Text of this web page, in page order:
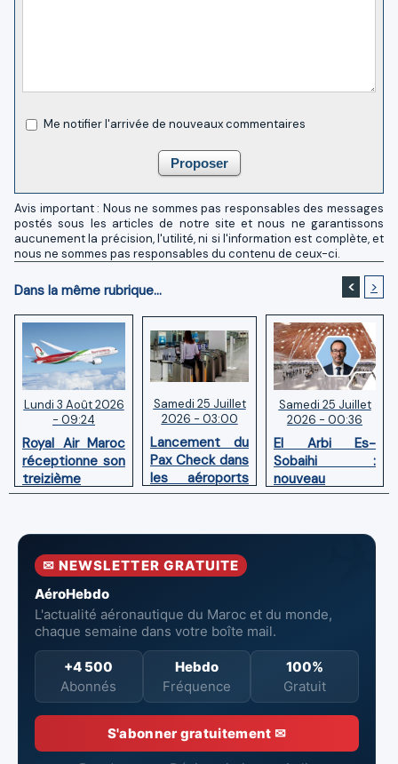
Me notifier l'arrivée de nouveaux commentaires
Avis important : Nous ne sommes pas responsables des messages
postés sous les articles de notre site et nous ne garantissons
aucunement la précision, l'utilité, ni si l'information est complète, et
nous ne sommes pas responsables du contenu de ceux-ci.
Dans la même rubrique... < >
Lundi 3 Août 2026
- 09:24
Royal Air Maroc
réceptionne son
treizième
Boeing 787
Samedi 25 Juillet
2026 - 03:00
Lancement du
Pax Check dans
les aéroports
du Maroc
Samedi 25 Juillet
2026 - 00:36
El Arbi Es-
Sobaihi :
nouveau
directeur à la
l’Aéroport
Mohammed V
✉ NEWSLETTER GRATUITE
AéroHebdo
L'actualité aéronautique du Maroc et du monde,
chaque semaine dans votre boîte mail.
+4 500
Abonnés
Hebdo
Fréquence
100%
Gratuit
S'abonner gratuitement ✉